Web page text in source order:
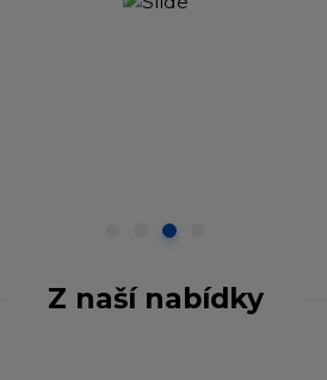
Z naší nabídky